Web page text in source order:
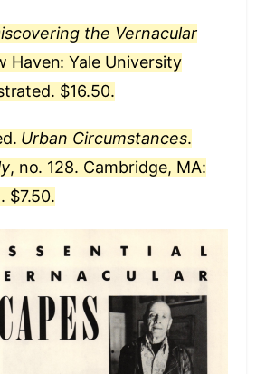
the Vernacular
Haven: Yale University
$16.50.
Urban Circumstances.
, no. 128. Cambridge, MA:
$7.50.